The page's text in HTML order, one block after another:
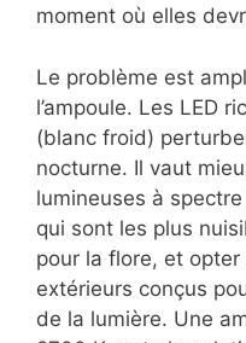
moment où elles
Le problème est
l’ampoule. Les LED
(blanc froid)
nocturne. Il vaut
lumineuses à
qui sont les plus
pour la flore, et
extérieurs conçus
de la lumière. Une